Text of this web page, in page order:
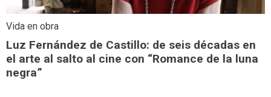
Vida en obra
Luz Fernández de Castillo: de seis décadas en
el arte al salto al cine con “Romance de la luna
negra”